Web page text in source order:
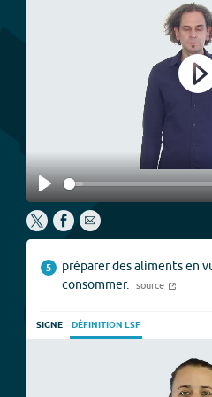
Play
5
préparer des aliments en
consommer.
source
SIGNE DÉFINITION LSF